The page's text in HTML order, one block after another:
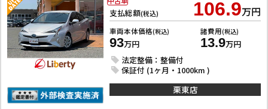
支払総額(税込) 106.9万円
車両本体価格(税込)
93万円
諸費用(税込)
13.9万円
法定整備：整備付
保証付 (1ヶ月・1000km )
栗東店